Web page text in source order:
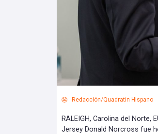
Redacción/Quadratín Hispano
RALEIGH, Carolina del Norte,
Jersey Donald Norcross fue